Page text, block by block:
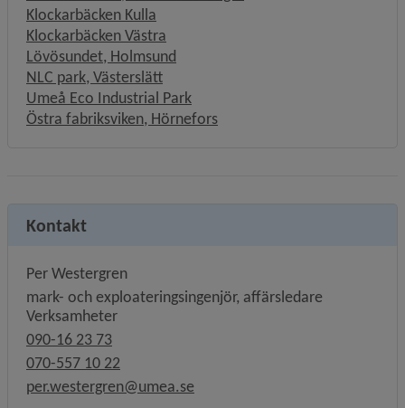
Klockarbäcken Kulla
Klockarbäcken Västra
Lövösundet, Holmsund
NLC park, Västerslätt
Umeå Eco Industrial Park
Östra fabriksviken, Hörnefors
Kontakt
Per Westergren
mark- och exploateringsingenjör, affärsledare
Verksamheter
090-16 23 73
070-557 10 22
per.westergren@umea.se